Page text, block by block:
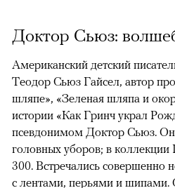
Доктор Сьюз:
Американский детский
Теодор Сьюз Гайсел, автор
шляпе», «Зеленая шляпа и
истории «Как Гринч украл
псевдонимом Доктор Сьюз.
головных уборов; в
300. Встречались совершенно
с лентами, перьями и шипами.